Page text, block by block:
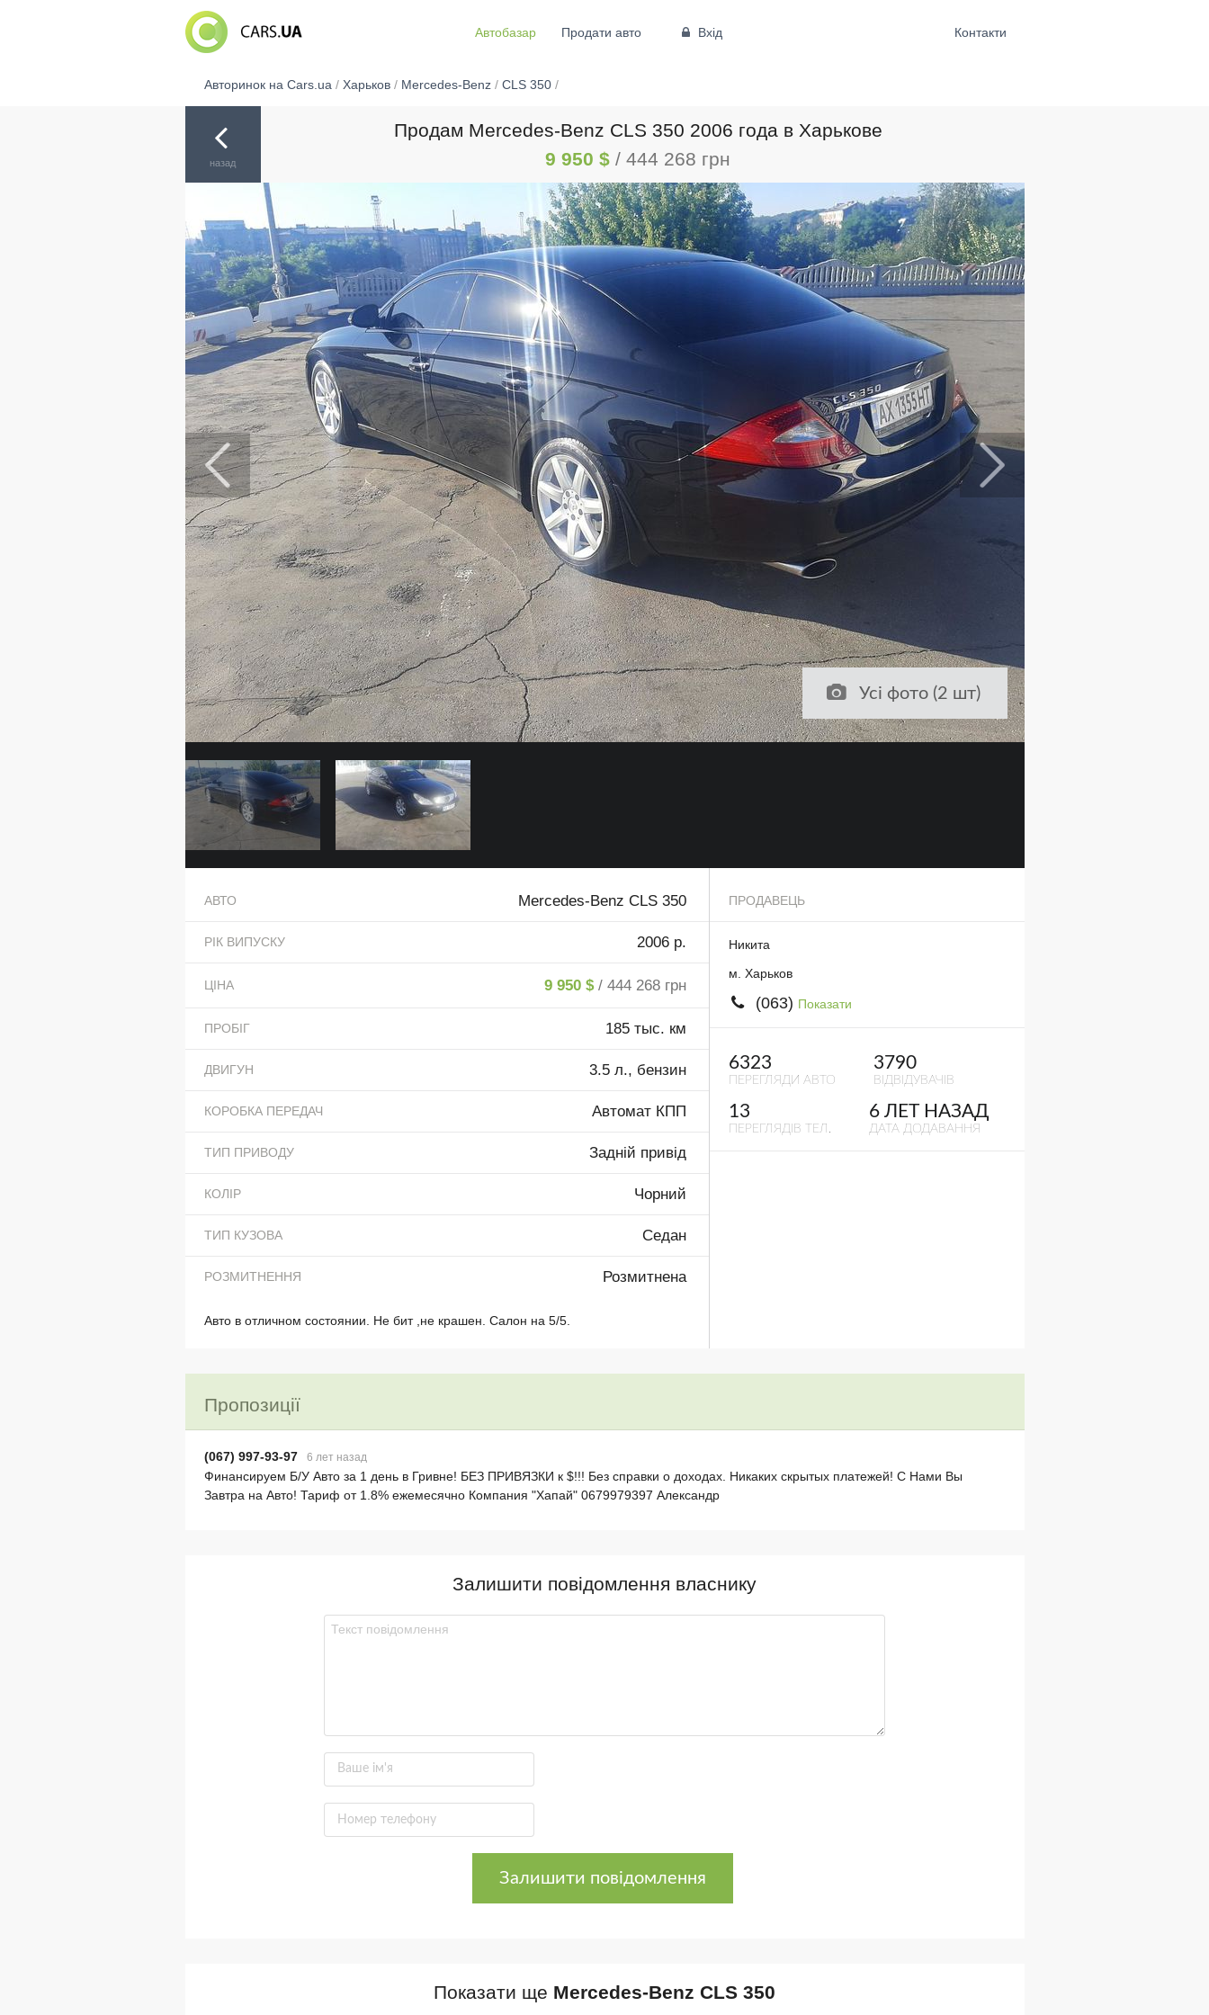
Автобазар Продати авто Вхід Контакти
Авторинок на Cars.ua / Харьков/ Mercedes-Benz/ CLS 350/
назад
Продам Mercedes-Benz CLS 350 2006 года в Харькове
9 950 $ / 444 268 грн
Усі фото (2 шт)
АВТО Mercedes-Benz CLS 350
РІК ВИПУСКУ 2006 р.
ЦІНА 9 950 $ / 444 268 грн
ПРОБІГ 185 тыс. км
ДВИГУН 3.5 л., бензин
КОРОБКА ПЕРЕДАЧ Автомат КПП
ТИП ПРИВОДУ Задній привід
КОЛІР Чорний
ТИП КУЗОВА Седан
РОЗМИТНЕННЯ Розмитнена
Авто в отличном состоянии. Не бит ,не крашен. Салон на 5/5.
ПРОДАВЕЦЬ
Никита
м. Харьков
(063) Показати
6323
ПЕРЕГЛЯДИ АВТО
3790
ВІДВІДУВАЧІВ
13
ПЕРЕГЛЯДІВ ТЕЛ.
6 ЛЕТ НАЗАД
ДАТА ДОДАВАННЯ
Пропозиції
(067) 997-93-97 6 лет назад
Финансируем Б/У Авто за 1 день в Гривне! БЕЗ ПРИВЯЗКИ к $!!! Без справки о доходах. Никаких скрытых платежей! С Нами Вы
Завтра на Авто! Тариф от 1.8% ежемесячно Компания "Хапай" 0679979397 Александр
Залишити повідомлення власнику
Залишити повідомлення
Показати ще Mercedes-Benz CLS 350